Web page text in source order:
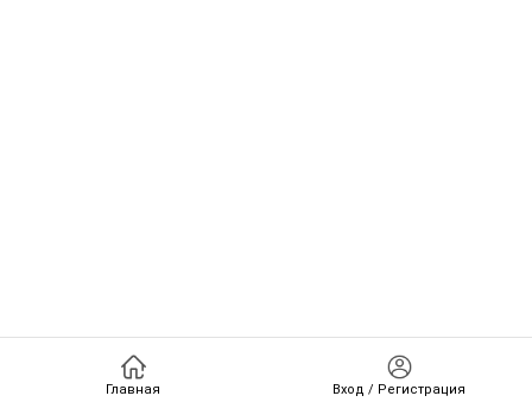
Главная Вход / Регистрация